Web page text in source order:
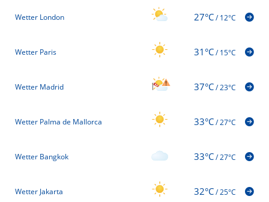
Wetter London 27°C/12°C
Wetter Paris 31°C/15°C
Wetter Madrid 37°C/23°C
Wetter Palma de Mallorca 33°C/27°C
Wetter Bangkok 33°C/27°C
Wetter Jakarta 32°C/25°C